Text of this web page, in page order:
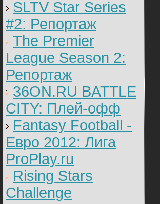
SLTV Star Series
#2: Репортаж
The Premier
League Season 2:
Репортаж
36ON.RU BATTLE
CITY: Плей-офф
Fantasy Football -
Евро 2012: Лига
ProPlay.ru
Rising Stars
Challenge